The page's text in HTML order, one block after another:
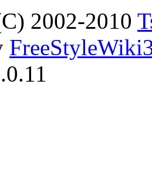
2002-2010